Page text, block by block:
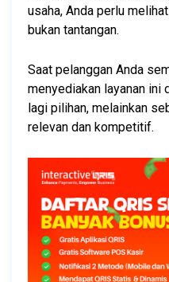
usaha, Anda perlu
bukan tantangan.
Saat pelanggan Anda
menyediakan layanan ini
lagi pilihan, melainkan
relevan dan kompetitif.